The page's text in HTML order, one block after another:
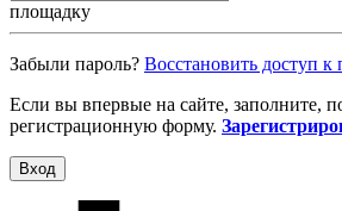
площадку
Забыли пароль? Восcтановить доступ к
Если вы впервые на сайте, заполните,
регистрационную форму.
Вход